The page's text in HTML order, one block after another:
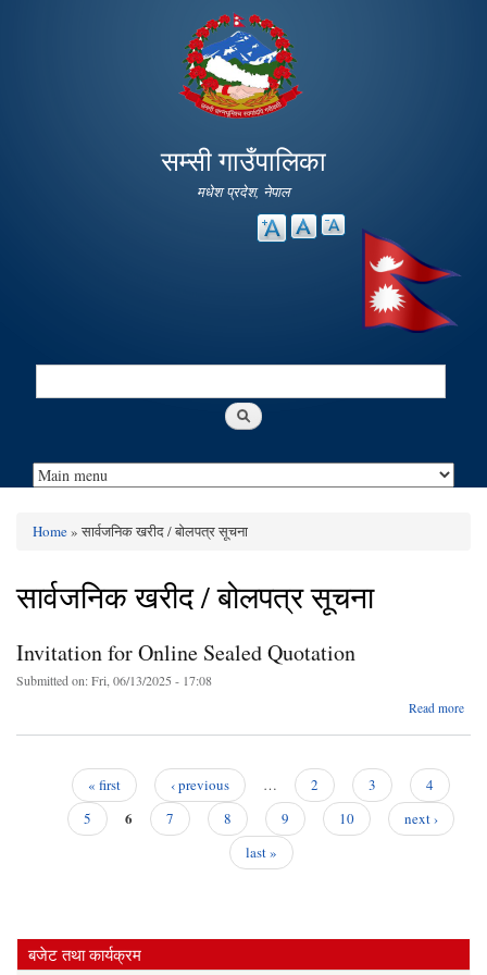
main
content
सम्सी गाउँपालिका
मधेश प्रदेश, नेपाल
Search
Home» सार्वजनिक खरीद / बोलपत्र सूचना
सार्वजनिक खरीद / बोलपत्र सूचना
Invitation for Online Sealed Quotation
Submitted on:Fri, 06/13/2025 - 17:08
Read more
« first ‹ previous … 2 3
4
5
6 7 8 9 10
next ›
last »
बजेट तथा कार्यक्रम